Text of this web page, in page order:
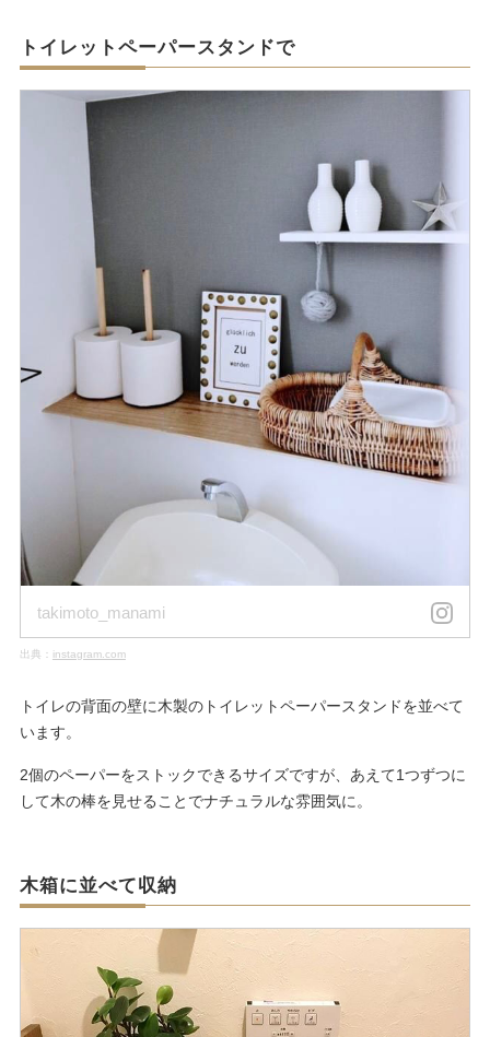
トイレットペーパースタンドで
takimoto_manami
出典： instagram.com
トイレの背面の壁に木製のトイレットペーパースタンドを並べて
います。
2個のペーパーをストックできるサイズですが、あえて1つずつに
して木の棒を見せることでナチュラルな雰囲気に。
木箱に並べて収納